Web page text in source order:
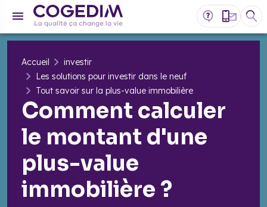
Accueil
investir
Les solutions pour investir dans le neuf
Tout savoir sur la plus-value immobilière
Comment calculer
le montant d'une
plus-value
immobilière ?